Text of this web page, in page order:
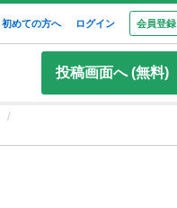
初めての方へ ログイン 会員登録
投稿画面へ (無料)